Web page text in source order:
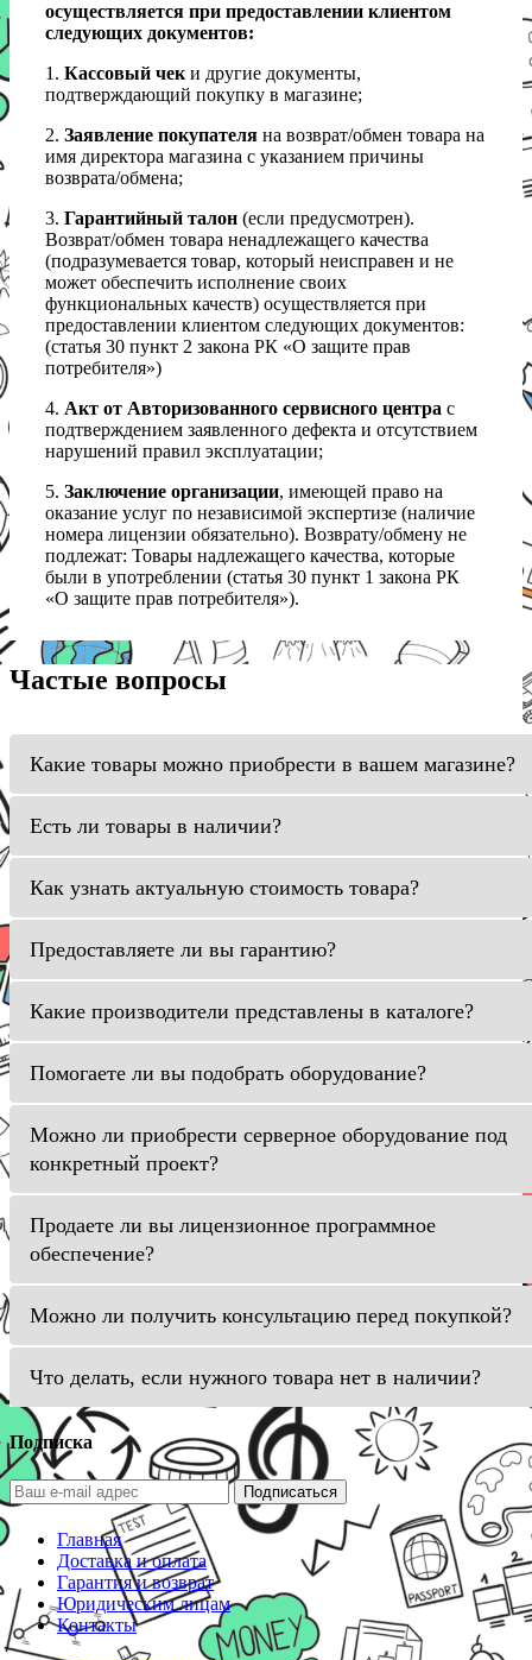
осуществляется при предоставлении клиентом
следующих документов:
1. Кассовый чек и другие документы,
подтверждающий покупку в магазине;
2. Заявление покупателя на возврат/обмен товара на
имя директора магазина с указанием причины
возврата/обмена;
3. Гарантийный талон (если предусмотрен).
Возврат/обмен товара ненадлежащего качества
(подразумевается товар, который неисправен и не
может обеспечить исполнение своих
функциональных качеств) осуществляется при
предоставлении клиентом следующих документов:
(статья 30 пункт 2 закона РК «О защите прав
потребителя»)
4. Акт от Авторизованного сервисного центра с
подтверждением заявленного дефекта и отсутствием
нарушений правил эксплуатации;
5. Заключение организации, имеющей право на
оказание услуг по независимой экспертизе (наличие
номера лицензии обязательно). Возврату/обмену не
подлежат: Товары надлежащего качества, которые
были в употреблении (статья 30 пункт 1 закона РК
«О защите прав потребителя»).
Частые вопросы
Какие товары можно приобрести в вашем магазине?
Есть ли товары в наличии?
Как узнать актуальную стоимость товара?
Предоставляете ли вы гарантию?
Какие производители представлены в каталоге?
Помогаете ли вы подобрать оборудование?
Можно ли приобрести серверное оборудование под
конкретный проект?
Продаете ли вы лицензионное программное
обеспечение?
Можно ли получить консультацию перед покупкой?
Что делать, если нужного товара нет в наличии?
Подписка
Подписаться
Главная
Доставка и оплата
Гарантия и возврат
Юридическим лицам
Контакты